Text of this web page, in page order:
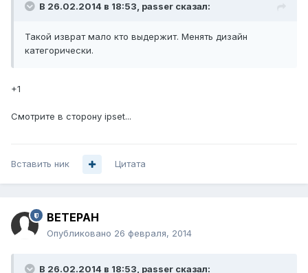
В 26.02.2014 в 18:53, passer сказал:
Такой изврат мало кто выдержит. Менять дизайн
категорически.
+1
Смотрите в сторону ipset...
Вставить ник Цитата
BETEPAH
Опубликовано 26 февраля, 2014
В 26.02.2014 в 18:53, passer сказал: